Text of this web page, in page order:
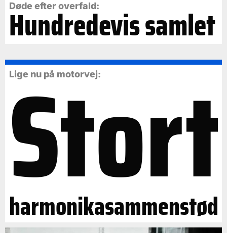
Døde efter overfald:
Hundredevis samlet
Lige nu på motorvej:
Stort
harmonikasammenstød